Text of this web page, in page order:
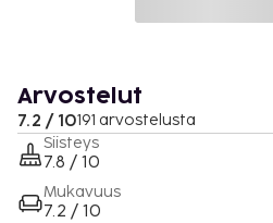
Arvostelut
7.2 / 10191 arvostelusta
Siisteys
7.8 / 10
Mukavuus
7.2 / 10